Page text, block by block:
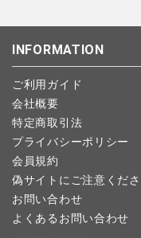
します。
予約商品など一部キャ
かじめご了承ください。
こちら よりご依頼くださ
INFORMATION
ご利用ガイド
会社概要
特定商取引法
プライバシーポリシー
会員規約
偽サイトにご注意くだ
お問い合わせ
よくあるお問い合わせ